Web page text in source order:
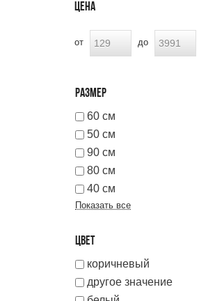
ЦЕНА
от до
РАЗМЕР
60 см
50 см
90 см
80 см
40 см
Показать все
ЦВЕТ
коричневый
другое значение